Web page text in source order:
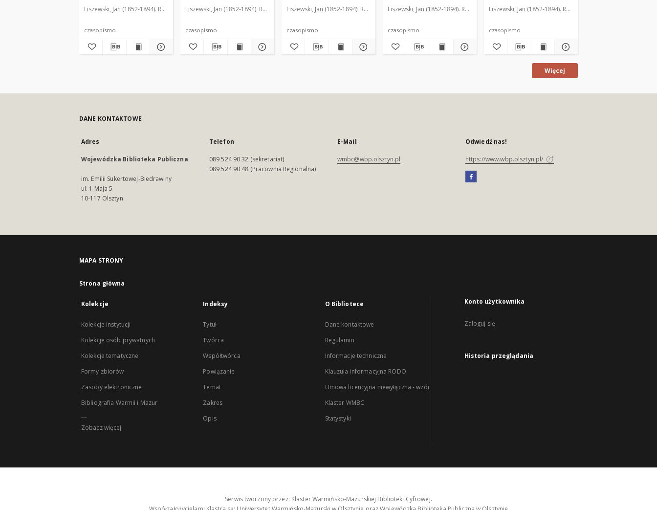
Liszewski, Jan (1852-1894). Red.
czasopismo
Liszewski, Jan (1852-1894). Red.
czasopismo
Liszewski, Jan (1852-1894). Red.
czasopismo
Liszewski, Jan (1852-1894). Red.
czasopismo
Liszewski, Jan (1852-1894). Red.
czasopismo
Więcej
DANE KONTAKTOWE
Adres
Wojewódzka Biblioteka Publiczna
im. Emilii Sukertowej-Biedrawiny
ul. 1 Maja 5
10-117 Olsztyn
Telefon
089 524 90 32 (sekretariat)
089 524 90 48 (Pracownia Regionalna)
E-Mail
wmbc@wbp.olsztyn.pl
Odwiedź nas!
https://www.wbp.olsztyn.pl/
MAPA STRONY
Strona główna
Kolekcje
Kolekcje instytucji
Kolekcje osób prywatnych
Kolekcje tematyczne
Formy zbiorów
Zasoby elektroniczne
Bibliografia Warmii i Mazur
...
Zobacz więcej
Indeksy
Tytuł
Twórca
Współtwórca
Powiązanie
Temat
Zakres
Opis
O Bibliotece
Dane kontaktowe
Regulamin
Informacje techniczne
Klauzula informacyjna RODO
Umowa licencyjna niewyłączna - wzór
Klaster WMBC
Statystyki
Konto użytkownika
Zaloguj się
Historia przeglądania
Serwis tworzony przez: Klaster Warmińsko-Mazurskiej Biblioteki Cyfrowej.